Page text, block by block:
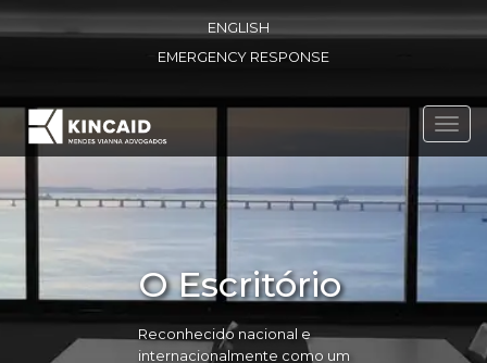
ENGLISH
EMERGENCY RESPONSE
O Escritório
Reconhecido nacional e
internacionalmente como um